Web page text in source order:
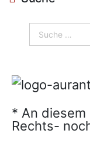
* An
Rechts-